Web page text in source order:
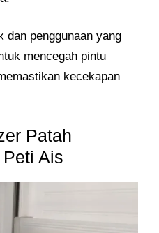
dan penggunaan yang
mencegah pintu
kecekapan
Patah
Ais